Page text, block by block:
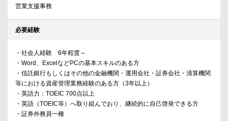
営業支援事務
必要経験
・社会人経験 6年程度～
・Word、ExcelなどPCの基本スキルのある方
・信託銀行もしくはその他の金融機関・運用会社・証券会社・清算機関
等における資産管理業務経験のある方（3年以上）
・英語力：TOEIC 700点以上
・英語（TOEIC等）へ取り組んでおり、継続的に自己啓発できる方
・証券外務員一種